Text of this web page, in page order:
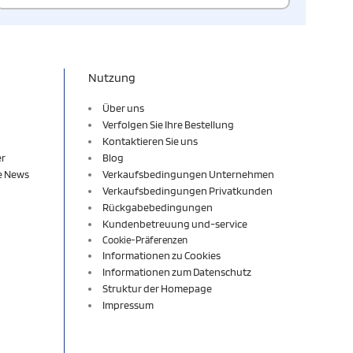
News
Nutzung
Über uns
Verfolgen Sie Ihre Bestellung
Kontaktieren Sie uns
Blog
Verkaufsbedingungen Unternehmen
Verkaufsbedingungen Privatkunden
Rückgabebedingungen
Kundenbetreuung und-service
Cookie-Präferenzen
Informationen zu Cookies
Informationen zum Datenschutz
Struktur der Homepage
Impressum